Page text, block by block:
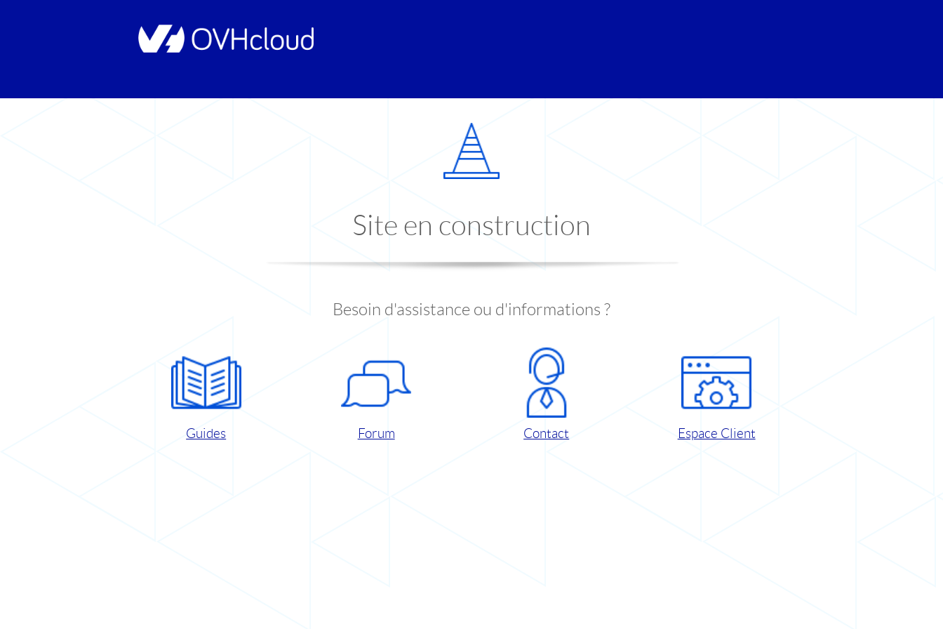
Site en construction
Besoin d'assistance ou d'informations ?
Guides Forum Contact Espace Client